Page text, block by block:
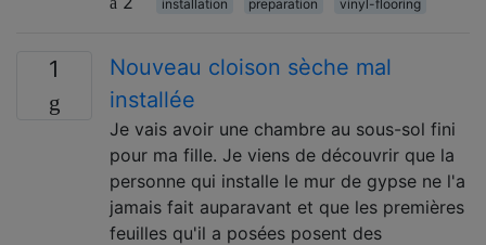
installation preparation vinyl-flooring
1
Nouveau cloison sèche mal
installée
Je vais avoir une chambre au sous-sol fini
pour ma fille. Je viens de découvrir que la
personne qui installe le mur de gypse ne l'a
jamais fait auparavant et que les premières
feuilles qu'il a posées posent des